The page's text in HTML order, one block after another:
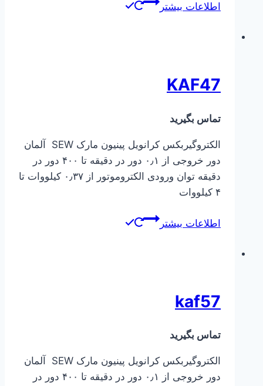
اطلاعات بیشتر
KAF47
تماس بگیرید
الکتروگیربکس کرانویل پینیون مارک SEW آلمان
دور خروجی از ۰٫۱ دور در دقیقه تا ۴۰۰ دور در
دقیقه توان ورودی الکتروموتور از ۰٫۳۷ کیلووات تا
۴ کیلووات
اطلاعات بیشتر
kaf57
تماس بگیرید
الکتروگیربکس کرانویل پینیون مارک SEW آلمان
دور خروجی از ۰٫۱ دور در دقیقه تا ۴۰۰ دور در